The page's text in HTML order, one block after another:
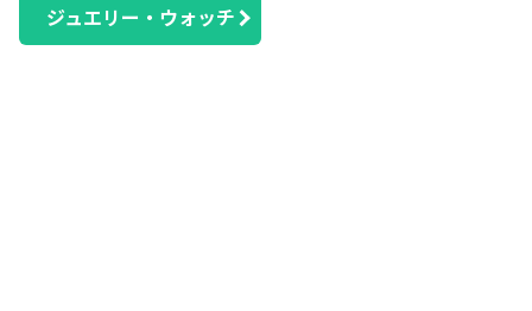
ジュエリー・ウォッチ